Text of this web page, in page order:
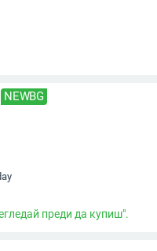
NEWBG
преди да купиш".